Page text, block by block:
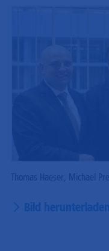
Thomas Haeser, Michael
Bild